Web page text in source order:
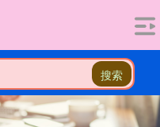
搜索